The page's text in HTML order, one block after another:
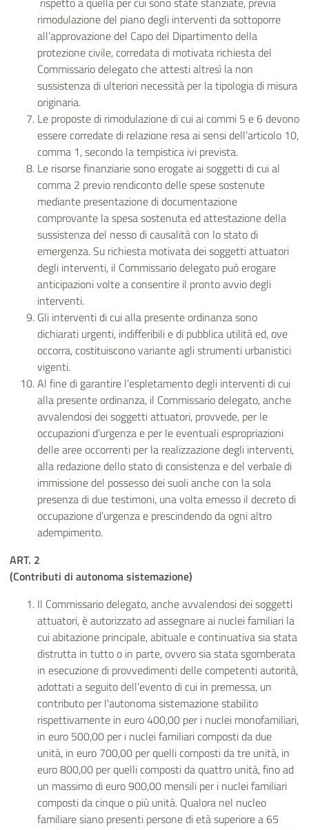
rimodulazione del piano degli interventi da sottoporre
all’approvazione del Capo del Dipartimento della
protezione civile, corredata di motivata richiesta del
Commissario delegato che attesti altresì la non
sussistenza di ulteriori necessità per la tipologia di misura
originaria.
Le proposte di rimodulazione di cui ai commi 5 e 6 devono
essere corredate di relazione resa ai sensi dell’articolo 10,
comma 1, secondo la tempistica ivi prevista.
Le risorse finanziarie sono erogate ai soggetti di cui al
comma 2 previo rendiconto delle spese sostenute
mediante presentazione di documentazione
comprovante la spesa sostenuta ed attestazione della
sussistenza del nesso di causalità con lo stato di
emergenza. Su richiesta motivata dei soggetti attuatori
degli interventi, il Commissario delegato può erogare
anticipazioni volte a consentire il pronto avvio degli
interventi.
Gli interventi di cui alla presente ordinanza sono
dichiarati urgenti, indifferibili e di pubblica utilità ed, ove
occorra, costituiscono variante agli strumenti urbanistici
vigenti.
Al fine di garantire l’espletamento degli interventi di cui
alla presente ordinanza, il Commissario delegato, anche
avvalendosi dei soggetti attuatori, provvede, per le
occupazioni d’urgenza e per le eventuali espropriazioni
delle aree occorrenti per la realizzazione degli interventi,
alla redazione dello stato di consistenza e del verbale di
immissione del possesso dei suoli anche con la sola
presenza di due testimoni, una volta emesso il decreto di
occupazione d’urgenza e prescindendo da ogni altro
adempimento.
ART. 2
(Contributi di autonoma sistemazione)
Il Commissario delegato, anche avvalendosi dei soggetti
attuatori, è autorizzato ad assegnare ai nuclei familiari la
cui abitazione principale, abituale e continuativa sia stata
distrutta in tutto o in parte, ovvero sia stata sgomberata
in esecuzione di provvedimenti delle competenti autorità,
adottati a seguito dell’evento di cui in premessa, un
contributo per l'autonoma sistemazione stabilito
rispettivamente in euro 400,00 per i nuclei monofamiliari,
in euro 500,00 per i nuclei familiari composti da due
unità, in euro 700,00 per quelli composti da tre unità, in
euro 800,00 per quelli composti da quattro unità, fino ad
un massimo di euro 900,00 mensili per i nuclei familiari
composti da cinque o più unità. Qualora nel nucleo
familiare siano presenti persone di età superiore a 65